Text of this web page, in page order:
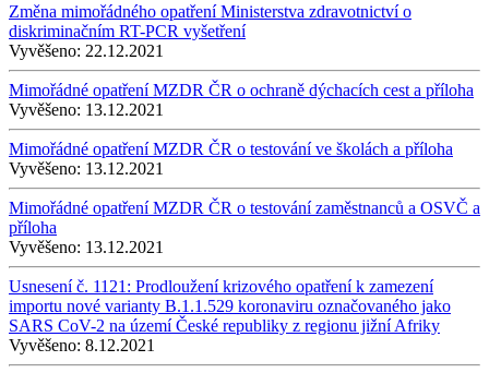
Změna mimořádného opatření Ministerstva zdravotnictví o
diskriminačním RT-PCR vyšetření
Vyvěšeno: 22.12.2021
Mimořádné opatření MZDR ČR o ochraně dýchacích cest a příloha
Vyvěšeno: 13.12.2021
Mimořádné opatření MZDR ČR o testování ve školách a příloha
Vyvěšeno: 13.12.2021
Mimořádné opatření MZDR ČR o testování zaměstnanců a OSVČ a
příloha
Vyvěšeno: 13.12.2021
Usnesení č. 1121: Prodloužení krizového opatření k zamezení
importu nové varianty B.1.1.529 koronaviru označovaného jako
SARS CoV-2 na území České republiky z regionu jižní Afriky
Vyvěšeno: 8.12.2021